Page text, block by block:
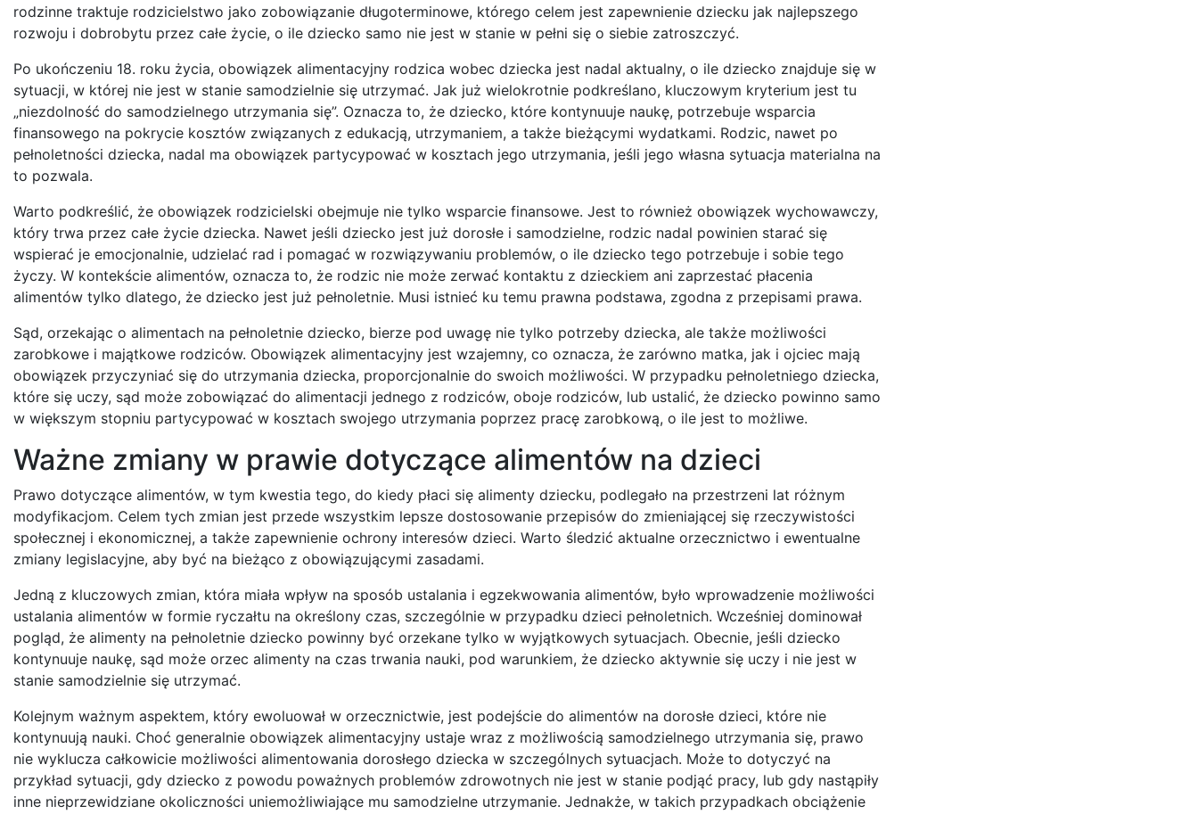
rodzinne traktuje rodzicielstwo jako zobowiązanie długoterminowe, którego celem jest zapewnienie dziecku jak najlepszego
rozwoju i dobrobytu przez całe życie, o ile dziecko samo nie jest w stanie w pełni się o siebie zatroszczyć.
Po ukończeniu 18. roku życia, obowiązek alimentacyjny rodzica wobec dziecka jest nadal aktualny, o ile dziecko znajduje się w
sytuacji, w której nie jest w stanie samodzielnie się utrzymać. Jak już wielokrotnie podkreślano, kluczowym kryterium jest tu
„niezdolność do samodzielnego utrzymania się”. Oznacza to, że dziecko, które kontynuuje naukę, potrzebuje wsparcia
finansowego na pokrycie kosztów związanych z edukacją, utrzymaniem, a także bieżącymi wydatkami. Rodzic, nawet po
pełnoletności dziecka, nadal ma obowiązek partycypować w kosztach jego utrzymania, jeśli jego własna sytuacja materialna na
to pozwala.
Warto podkreślić, że obowiązek rodzicielski obejmuje nie tylko wsparcie finansowe. Jest to również obowiązek wychowawczy,
który trwa przez całe życie dziecka. Nawet jeśli dziecko jest już dorosłe i samodzielne, rodzic nadal powinien starać się
wspierać je emocjonalnie, udzielać rad i pomagać w rozwiązywaniu problemów, o ile dziecko tego potrzebuje i sobie tego
życzy. W kontekście alimentów, oznacza to, że rodzic nie może zerwać kontaktu z dzieckiem ani zaprzestać płacenia
alimentów tylko dlatego, że dziecko jest już pełnoletnie. Musi istnieć ku temu prawna podstawa, zgodna z przepisami prawa.
Sąd, orzekając o alimentach na pełnoletnie dziecko, bierze pod uwagę nie tylko potrzeby dziecka, ale także możliwości
zarobkowe i majątkowe rodziców. Obowiązek alimentacyjny jest wzajemny, co oznacza, że zarówno matka, jak i ojciec mają
obowiązek przyczyniać się do utrzymania dziecka, proporcjonalnie do swoich możliwości. W przypadku pełnoletniego dziecka,
które się uczy, sąd może zobowiązać do alimentacji jednego z rodziców, oboje rodziców, lub ustalić, że dziecko powinno samo
w większym stopniu partycypować w kosztach swojego utrzymania poprzez pracę zarobkową, o ile jest to możliwe.
Ważne zmiany w prawie dotyczące alimentów na dzieci
Prawo dotyczące alimentów, w tym kwestia tego, do kiedy płaci się alimenty dziecku, podlegało na przestrzeni lat różnym
modyfikacjom. Celem tych zmian jest przede wszystkim lepsze dostosowanie przepisów do zmieniającej się rzeczywistości
społecznej i ekonomicznej, a także zapewnienie ochrony interesów dzieci. Warto śledzić aktualne orzecznictwo i ewentualne
zmiany legislacyjne, aby być na bieżąco z obowiązującymi zasadami.
Jedną z kluczowych zmian, która miała wpływ na sposób ustalania i egzekwowania alimentów, było wprowadzenie możliwości
ustalania alimentów w formie ryczałtu na określony czas, szczególnie w przypadku dzieci pełnoletnich. Wcześniej dominował
pogląd, że alimenty na pełnoletnie dziecko powinny być orzekane tylko w wyjątkowych sytuacjach. Obecnie, jeśli dziecko
kontynuuje naukę, sąd może orzec alimenty na czas trwania nauki, pod warunkiem, że dziecko aktywnie się uczy i nie jest w
stanie samodzielnie się utrzymać.
Kolejnym ważnym aspektem, który ewoluował w orzecznictwie, jest podejście do alimentów na dorosłe dzieci, które nie
kontynuują nauki. Choć generalnie obowiązek alimentacyjny ustaje wraz z możliwością samodzielnego utrzymania się, prawo
nie wyklucza całkowicie możliwości alimentowania dorosłego dziecka w szczególnych sytuacjach. Może to dotyczyć na
przykład sytuacji, gdy dziecko z powodu poważnych problemów zdrowotnych nie jest w stanie podjąć pracy, lub gdy nastąpiły
inne nieprzewidziane okoliczności uniemożliwiające mu samodzielne utrzymanie. Jednakże, w takich przypadkach obciążenie